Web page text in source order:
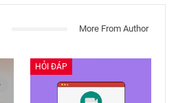
More From Author
HỎI ĐÁP